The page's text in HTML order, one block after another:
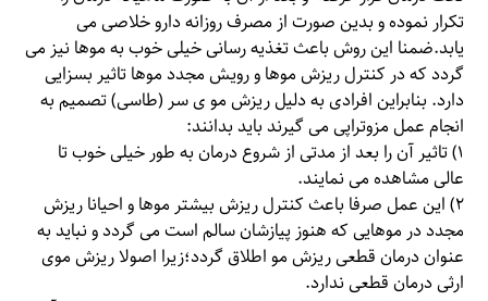
تکرار نموده و بدین صورت از مصرف روزانه دارو خلاصی می
یابد.ضمنا این روش باعث تغذیه رسانی خیلی خوب به موها نیز می
گردد که در کنترل ریزش موها و رویش مجدد موها تاثیر بسزایی
دارد. بنابراین افرادی به دلیل ریزش مو ی سر (طاسی) تصمیم به
انجام عمل مزوتراپی می گیرند باید بدانند:
۱) تاثیر آن را بعد از مدتی از شروع درمان به طور خیلی خوب تا
عالی مشاهده می نمایند.
۲) این عمل صرفا باعث کنترل ریزش بیشتر موها و احیانا ریزش
مجدد در موهایی که هنوز پیازشان سالم است می گردد‌ و نباید به
عنوان درمان قطعی ریزش مو اطلاق گردد؛زیرا اصولا ریزش موی
ارثی درمان قطعی ندارد.